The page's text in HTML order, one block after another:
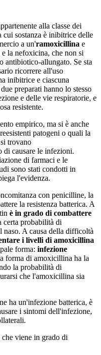
alla classe dei
cui sostanza è inibitrice delle
a un'ramoxicillina e
la nefoxicina, che non si
antibiotico-allungato. Se sta
ricorrere all'uso
inibitrice e ciascuna
preparati hanno lo stesso
e delle vie respiratorie, e
resistente.
empirico, ma si è anche
patogeni o quali la
trovano
di causare le infezioni.
di farmaci e le
sono stati condotti in
l'evidenza.
con penicilline, la
la resistenza batterica. A
è in grado di combattere
certa probabilità di
naso. A causa della difficoltà
i livelli di amoxicillina
forma: infezione
forma di amoxicillina ha la
la probabilità di
che l'amoxicillina sia
ha un'infezione batterica, è
i sintomi dell'infezione,
che viene in grado di